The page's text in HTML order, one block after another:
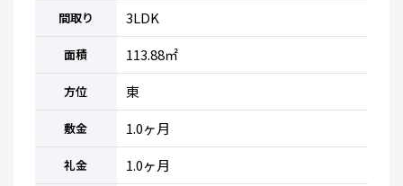
間取り 3LDK
面積 113.88㎡
方位 東
敷金 1.0ヶ月
礼金 1.0ヶ月